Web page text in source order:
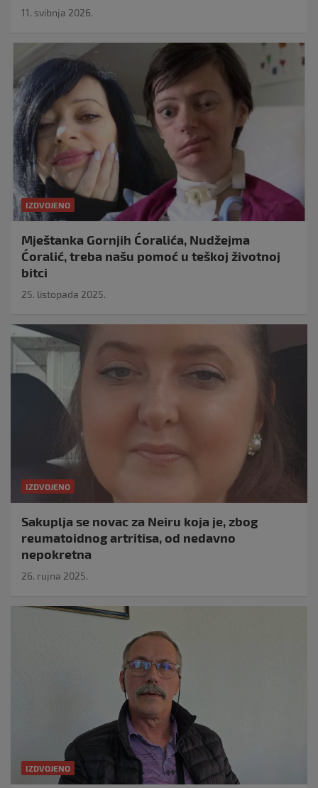
11. svibnja 2026.
IZDVOJENO
Mještanka Gornjih Ćoralića, Nudžejma
Ćoralić, treba našu pomoć u teškoj životnoj
bitci
25. listopada 2025.
IZDVOJENO
Sakuplja se novac za Neiru koja je, zbog
reumatoidnog artritisa, od nedavno
nepokretna
26. rujna 2025.
IZDVOJENO